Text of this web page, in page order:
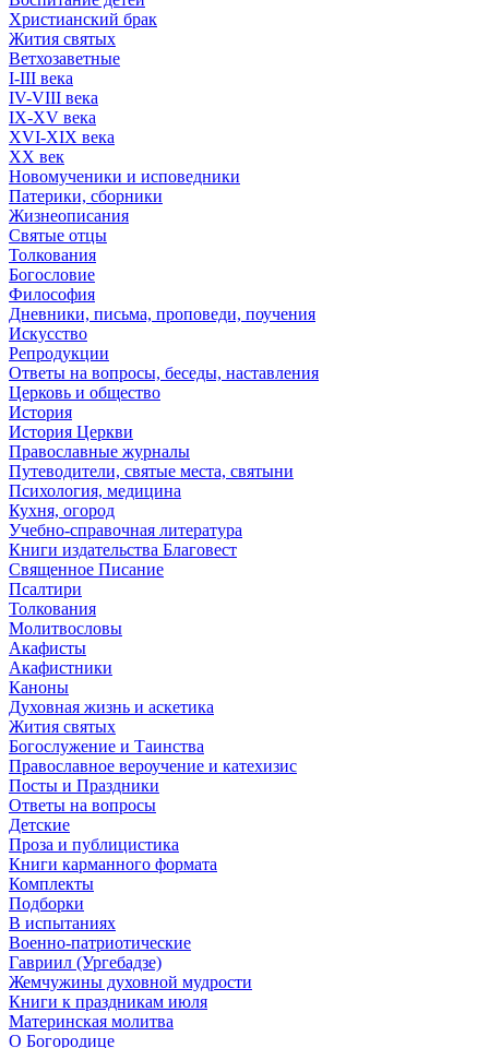
Христианский брак
Жития святых
Ветхозаветные
I-III века
IV-VIII века
IX-XV века
XVI-XIX века
XX век
Новомученики и исповедники
Патерики, сборники
Жизнеописания
Святые отцы
Толкования
Богословие
Философия
Дневники, письма, проповеди, поучения
Искусство
Репродукции
Ответы на вопросы, беседы, наставления
Церковь и общество
История
История Церкви
Православные журналы
Путеводители, святые места, святыни
Психология, медицина
Кухня, огород
Учебно-справочная литература
Книги издательства Благовест
Священное Писание
Псалтири
Толкования
Молитвословы
Акафисты
Акафистники
Каноны
Духовная жизнь и аскетика
Жития святых
Богослужение и Таинства
Православное вероучение и катехизис
Посты и Праздники
Ответы на вопросы
Детские
Проза и публицистика
Книги карманного формата
Комплекты
Подборки
В испытаниях
Военно-патриотические
Гавриил (Ургебадзе)
Жемчужины духовной мудрости
Книги к праздникам июля
Материнская молитва
О Богородице